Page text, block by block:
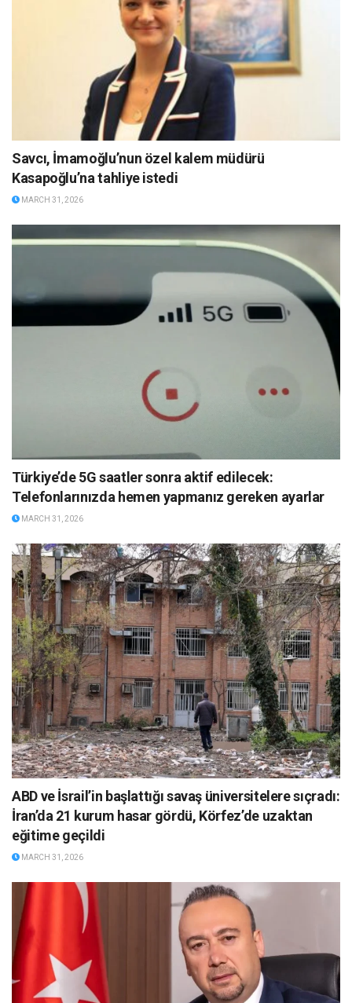
Savcı, İmamoğlu’nun özel kalem müdürü
Kasapoğlu’na tahliye istedi
MARCH 31, 2026
Türkiye’de 5G saatler sonra aktif edilecek:
Telefonlarınızda hemen yapmanız gereken ayarlar
MARCH 31, 2026
ABD ve İsrail’in başlattığı savaş üniversitelere sıçradı:
İran’da 21 kurum hasar gördü, Körfez’de uzaktan
eğitime geçildi
MARCH 31, 2026